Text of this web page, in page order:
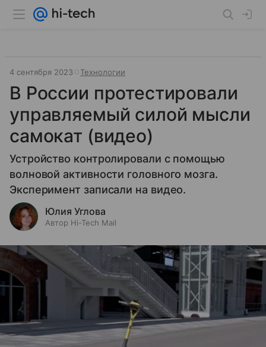
4 сентября 2023 Технологии
В России протестировали
управляемый силой мысли
самокат (видео)
Устройство контролировали с помощью
волновой активности головного мозга.
Эксперимент записали на видео.
Юлия Углова
Автор Hi-Tech Mail